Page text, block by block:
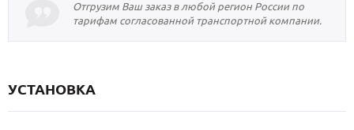
Отгрузим Ваш заказ в любой регион России по
тарифам согласованной транспортной компании.
УСТАНОВКА